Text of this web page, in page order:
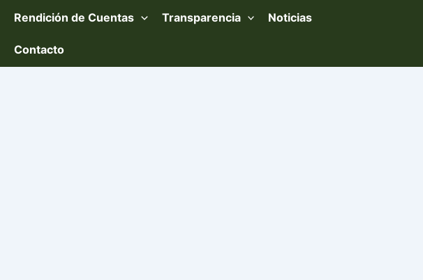
Rendición de Cuentas Transparencia Noticias
Contacto